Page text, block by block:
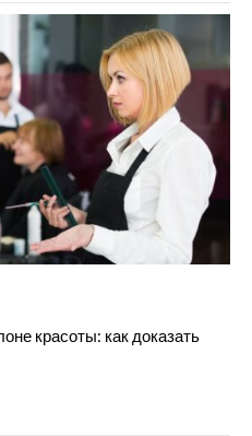
красоты: как доказать